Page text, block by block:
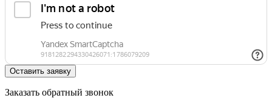
Оставить заявку
Заказать обратный звонок